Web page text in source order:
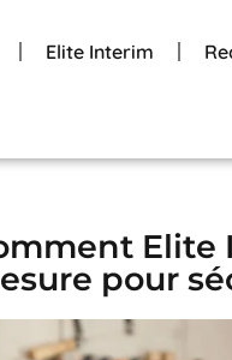
Elite Interim
Elite
pour